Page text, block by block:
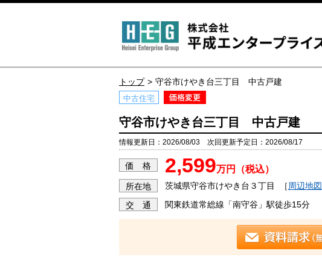
トップ 守谷市けやき台三丁目 中古戸建
中古住宅
守谷市けやき台三丁目 中古戸建
情報更新日：2026/08/03 次回更新予定日：2026/08/17
価 格 2,599万円（税込）
所在地 茨城県守谷市けやき台３丁目 ［ 周辺地図
交 通 関東鉄道常総線「南守谷」駅徒歩15分